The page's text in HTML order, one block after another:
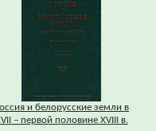
и белорусские земли в
– первой половине XVIII в.